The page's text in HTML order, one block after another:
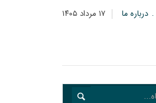
۱۷ مرداد ۱۴۰۵ درباره ما